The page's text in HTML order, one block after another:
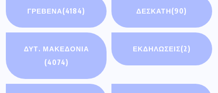
ΓΡΕΒΕΝΑ(4184) ΔΕΣΚΑΤΗ(90)
ΔΥΤ. ΜΑΚΕΔΟΝΙΑ
(4074)
ΕΚΔΗΛΩΣΕΙΣ(2)